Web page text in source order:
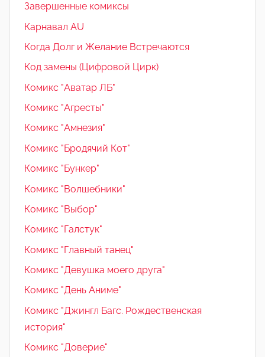
Завершенные комиксы
Карнавал AU
Когда Долг и Желание Встречаются
Код замены (Цифровой Цирк)
Комикс "Аватар ЛБ"
Комикс "Агресты"
Комикс "Амнезия"
Комикс "Бродячий Кот"
Комикс "Бункер"
Комикс "Волшебники"
Комикс "Выбор"
Комикс "Галстук"
Комикс "Главный танец"
Комикс "Девушка моего друга"
Комикс "День Аниме"
Комикс "Джингл Багс. Рождественская
история"
Комикс "Доверие"